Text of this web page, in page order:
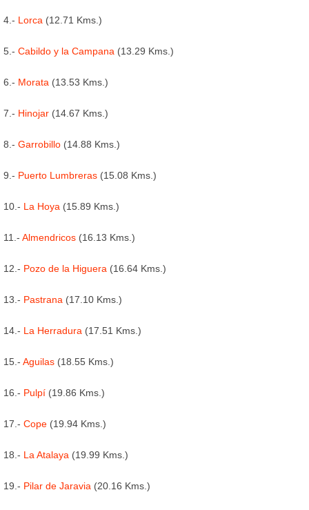
4.- Lorca (12.71 Kms.)
5.- Cabildo y la Campana (13.29 Kms.)
6.- Morata (13.53 Kms.)
7.- Hinojar (14.67 Kms.)
8.- Garrobillo (14.88 Kms.)
9.- Puerto Lumbreras (15.08 Kms.)
10.- La Hoya (15.89 Kms.)
11.- Almendricos (16.13 Kms.)
12.- Pozo de la Higuera (16.64 Kms.)
13.- Pastrana (17.10 Kms.)
14.- La Herradura (17.51 Kms.)
15.- Aguilas (18.55 Kms.)
16.- Pulpí (19.86 Kms.)
17.- Cope (19.94 Kms.)
18.- La Atalaya (19.99 Kms.)
19.- Pilar de Jaravia (20.16 Kms.)